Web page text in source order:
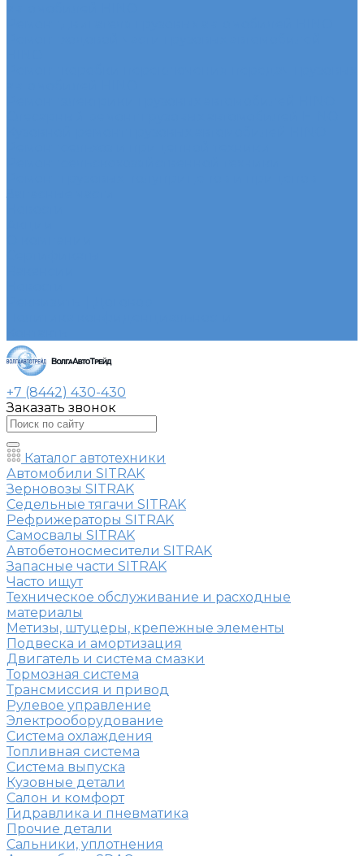
+7 (8442) 430-430
Заказать звонок
Каталог автотехники
Автомобили SITRAK
Зерновозы SITRAK
Седельные тягачи SITRAK
Рефрижераторы SITRAK
Самосвалы SITRAK
Автобетоносмесители SITRAK
Запасные части SITRAK
Часто ищут
Техническое обслуживание и расходные
материалы
Метизы, штуцеры, крепежные элементы
Подвеска и амортизация
Двигатель и система смазки
Тормозная система
Трансмиссия и привод
Рулевое управление
Электрооборудование
Система охлаждения
Топливная система
Система выпуска
Кузовные детали
Салон и комфорт
Гидравлика и пневматика
Прочие детали
Сальники, уплотнения